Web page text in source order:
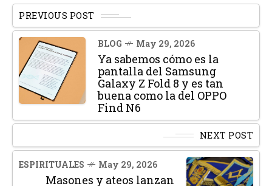
PREVIOUS POST
BLOG May 29, 2026
Ya sabemos cómo es la
pantalla del Samsung
Galaxy Z Fold 8 y es tan
buena como la del OPPO
Find N6
NEXT POST
ESPIRITUALES May 29, 2026
Masones y ateos lanzan